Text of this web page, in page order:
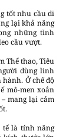
tốt nhu cầu di
lại khả năng
những tình
cầu vượt.
Thể thao, Tiêu
dùng linh
Ở chế độ
mô-men xoắn
mang lại cảm
là tính năng